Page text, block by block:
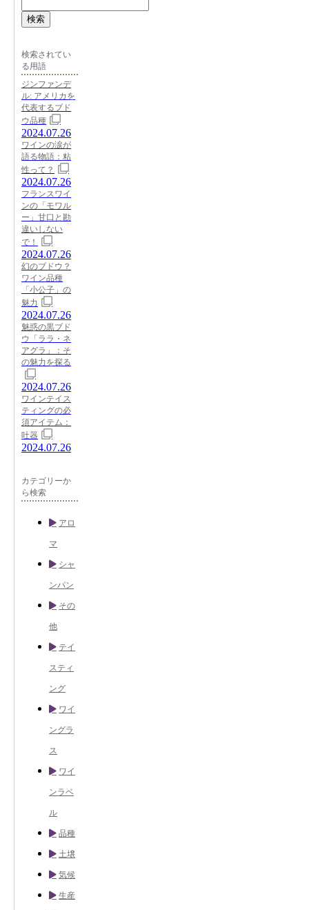
検索
検索されてい
る用語
ジンファンデ
ル: アメリカを
代表するブド
ウ品種
2024.07.26
ワインの涙が
語る物語：粘
性って？
2024.07.26
フランスワイ
ンの「モワル
ー」甘口と勘
違いしない
で！
2024.07.26
幻のブドウ？
ワイン品種
「小公子」の
魅力
2024.07.26
魅惑の黒ブド
ウ「ララ・ネ
アグラ」：そ
の魅力を探る
2024.07.26
ワインテイス
ティングの必
須アイテム：
吐器
2024.07.26
カテゴリーか
ら検索
アロ
マ
シャ
ンパン
その
他
テイ
スティ
ング
ワイ
ングラ
ス
ワイ
ンラベ
ル
品種
土壌
気候
生産